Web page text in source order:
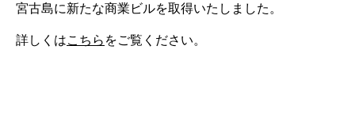
宮古島に新たな商業ビルを取得いたしました。
詳しくはこちら をご覧ください。